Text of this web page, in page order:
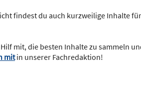
findest du auch kurzweilige Inhalte für
mit, die besten Inhalte zu sammeln
mitin unserer Fachredaktion!